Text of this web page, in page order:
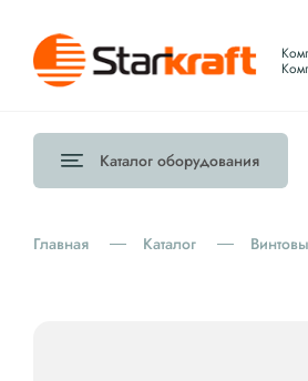
Каталог оборудования
Главная Каталог